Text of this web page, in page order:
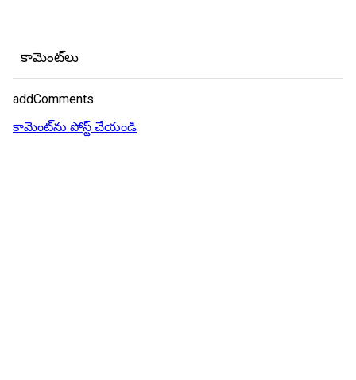
కామెంట్‌లు
addComments
కామెంట్‌ను పోస్ట్ చేయండి